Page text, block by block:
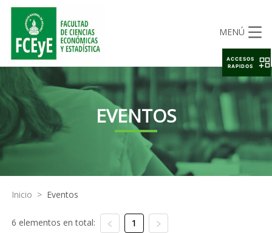
MENÚ
EVENTOS
Inicio > Eventos
6 elementos en total: 1
ACCESOS
RAPIDOS